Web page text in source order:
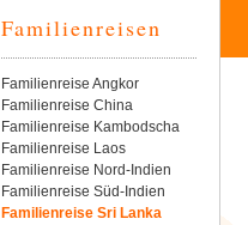
Familienreisen
Navigation
überspringen
Familienreise Angkor
Familienreise China
Familienreise Kambodscha
Familienreise Laos
Familienreise Nord-Indien
Familienreise Süd-Indien
Familienreise Sri Lanka